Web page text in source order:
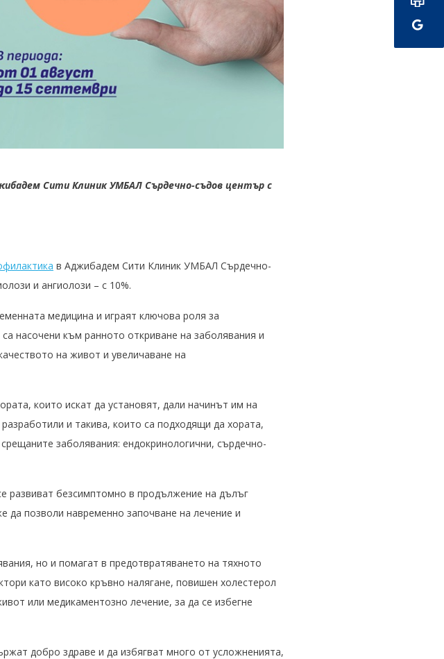
Сити Клиник УМБАЛ Сърдечно-съдов център с
в Аджибадем Сити Клиник УМБАЛ Сърдечно-
и ангиолози – с 10%.
медицина и играят ключова роля за
насочени към ранното откриване на заболявания и
на живот и увеличаване на
които искат да установят, дали начинът им на
и такива, които са подходящи да хората,
заболявания: ендокринологични, сърдечно-
развиват безсимптомно в продължение на дълъг
да позволи навременно започване на лечение и
но и помагат в предотвратяването на тяхното
като високо кръвно налягане, повишен холестерол
или медикаментозно лечение, за да се избегне
добро здраве и да избягват много от усложненията,